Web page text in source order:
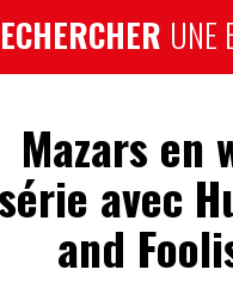
UNE
Mazars en
avec
and